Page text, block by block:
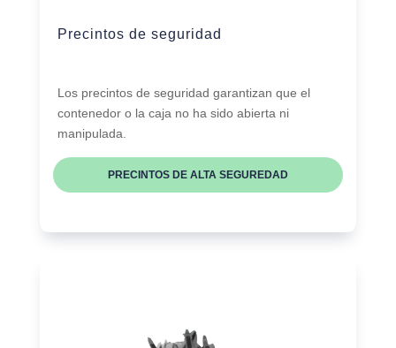
Precintos de seguridad
Los precintos de seguridad garantizan que el
contenedor o la caja no ha sido abierta ni
manipulada.
PRECINTOS DE ALTA SEGUREDAD